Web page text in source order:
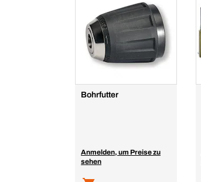
Bohrfutter
Anmelden, um Preise zu
sehen